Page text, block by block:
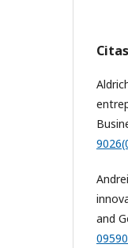
Citas
and